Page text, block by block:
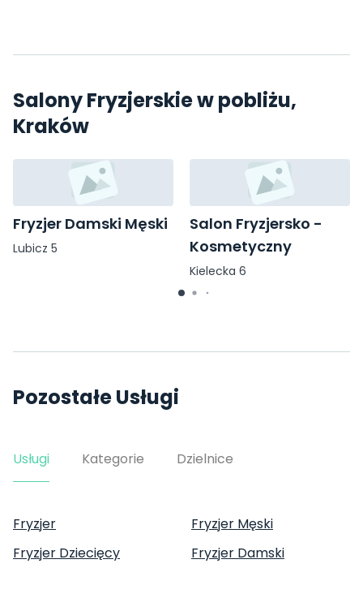
Salony Fryzjerskie w pobliżu,
Kraków
Fryzjer Damski Męski
Lubicz 5
Salon Fryzjersko -
Kosmetyczny
Kielecka 6
Pozostałe Usługi
Usługi Kategorie Dzielnice
Fryzjer
Fryzjer Męski
Fryzjer Dziecięcy
Fryzjer Damski